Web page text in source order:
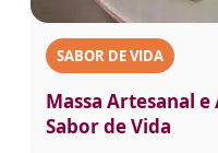
SABOR DE VIDA
Massa Artesanal
Sabor de Vida